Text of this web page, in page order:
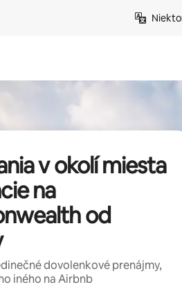
v okolí miesta
na
od
dovolenkové prenájmy,
iného na Airbnb